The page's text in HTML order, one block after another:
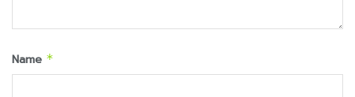
Name *